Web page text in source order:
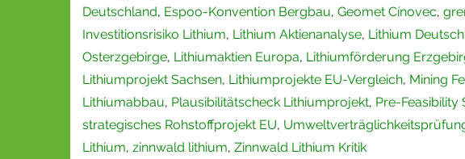
Deutschland, Espoo-Konvention Bergbau, Geomet Cínovec,
Investitionsrisiko Lithium, Lithium Aktienanalyse, Lithium
Osterzgebirge, Lithiumaktien Europa, Lithiumförderung
Lithiumprojekt Sachsen, Lithiumprojekte EU-Vergleich, Mining
Lithiumabbau, Plausibilitätscheck Lithiumprojekt, Pre-Feasibility
strategisches Rohstoffprojekt EU,
Lithium, zinnwald lithium, Zinnwald Lithium Kritik